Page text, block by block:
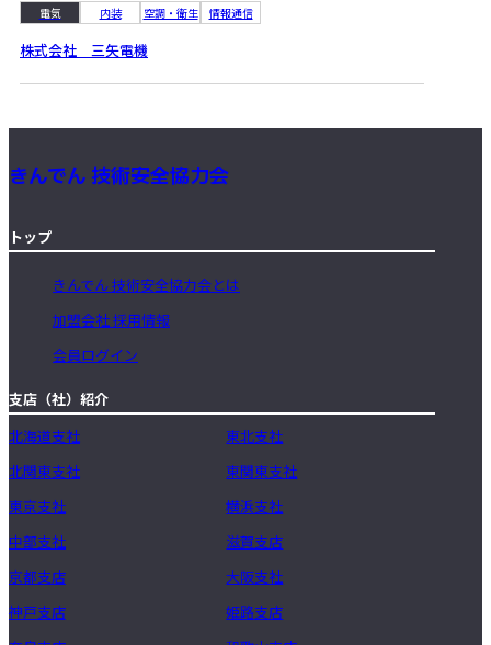
電気 内装 空調・衛生 情報通信
株式会社 三矢電機
きんでん 技術安全協力会
トップ
きんでん 技術安全協力会とは
加盟会社 採用情報
会員ログイン
支店（社）紹介
北海道支社
東北支社
北関東支社
東関東支社
東京支社
横浜支社
中部支社
滋賀支店
京都支店
大阪支社
神戸支店
姫路支店